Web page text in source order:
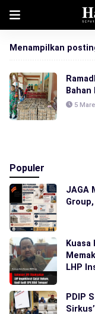
Menampilkan
Bahan
5
Populer
JAGA
Kuasa
LHP
PDIP